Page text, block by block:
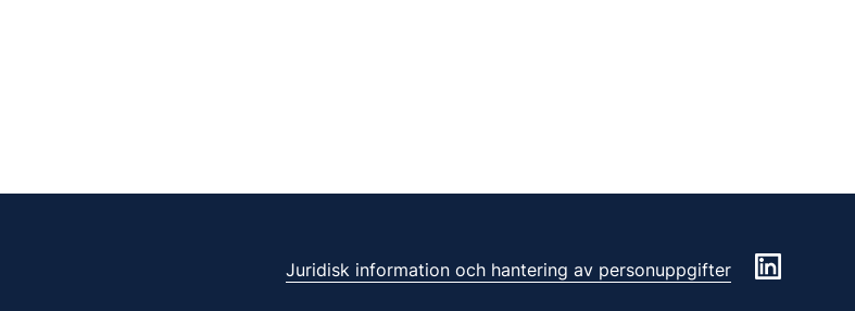
Juridisk information och hantering av personuppgifter